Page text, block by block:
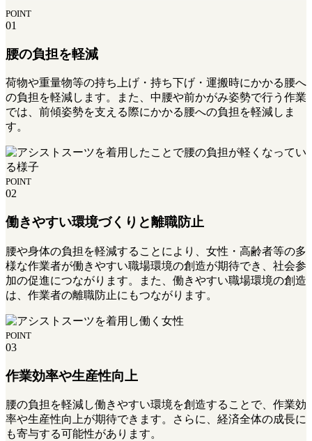
POINT
01
腰の負担を軽減
荷物や重量物等の持ち上げ・持ち下げ・運搬時にかかる腰へ
の負担を軽減します。また、中腰や前かがみ姿勢で行う作業
では、前傾姿勢を支える際にかかる腰への負担を軽減しま
す。
POINT
02
働きやすい環境づくりと離職防止
腰や身体の負担を軽減することにより、女性・高齢者等の多
様な作業者が働きやすい職場環境の創造が期待でき、社会参
加の促進につながります。また、働きやすい職場環境の創造
は、作業者の離職防止にもつながります。
POINT
03
作業効率や生産性向上
腰の負担を軽減し働きやすい環境を創造することで、作業効
率や生産性向上が期待できます。さらに、経済全体の成長に
も寄与する可能性があります。